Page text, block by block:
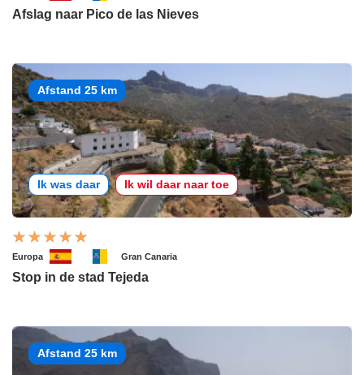
Afslag naar Pico de las Nieves
Afstand 25 km
Ik was daar Ik wil daar naar toe
Europa Gran Canaria
Stop in de stad Tejeda
Afstand 25 km